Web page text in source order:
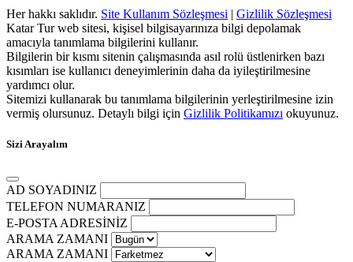
Her hakkı saklıdır. Site Kullanım Sözleşmesi | Gizlilik Sözleşmesi
Katar Tur web sitesi, kişisel bilgisayarınıza bilgi depolamak
amacıyla tanımlama bilgilerini kullanır.
Bilgilerin bir kısmı sitenin çalışmasında asıl rolü üstlenirken bazı
kısımları ise kullanıcı deneyimlerinin daha da iyileştirilmesine
yardımcı olur.
Sitemizi kullanarak bu tanımlama bilgilerinin yerleştirilmesine izin
vermiş olursunuz. Detaylı bilgi için Gizlilik Politikamızı okuyunuz.
Sizi Arayalım
AD SOYADINIZ
TELEFON NUMARANIZ
E-POSTA ADRESİNİZ
ARAMA ZAMANI
ARAMA ZAMANI